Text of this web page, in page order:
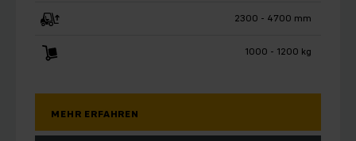
2300 - 4700 mm
1000 - 1200 kg
MEHR ERFAHREN